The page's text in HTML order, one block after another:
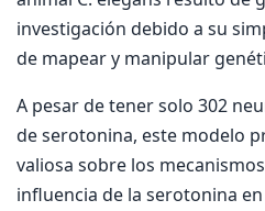
investigación debido a su
de mapear y manipular
A pesar de tener solo 302
de serotonina, este modelo
valiosa sobre los
influencia de la serotonina